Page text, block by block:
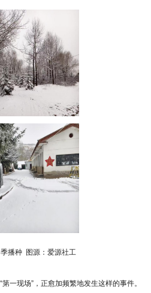
播种 图源：爱源社工
一现场”，正愈加频繁地发生这样的事件。